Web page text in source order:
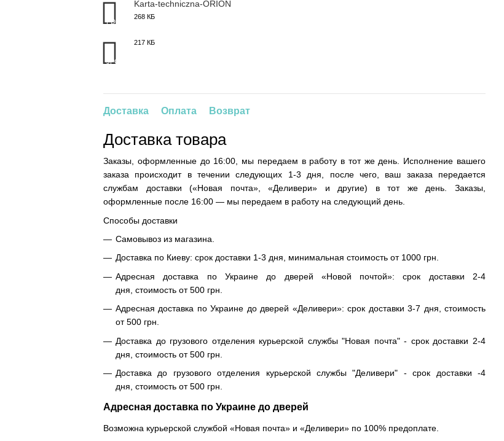
PDF
Karta-techniczna-ORION
268 КБ
JPG
217 КБ
Доставка Оплата Возврат
Доставка товара
Заказы, оформленные до 16:00, мы передаем в работу в тот же день. Исполнение вашего
заказа происходит в течении следующих 1-3 дня, после чего, ваш заказа передается
службам доставки («Новая почта», «Деливери» и другие) в тот же день. Заказы,
оформленные после 16:00 — мы передаем в работу на следующий день.
Способы доставки
Самовывоз из магазина.
Доставка по Киеву: срок доставки 1-3 дня, минимальная стоимость от 1000 грн.
Адресная доставка по Украине до дверей «Новой почтой»: срок доставки 2-4
дня, стоимость от 500 грн.
Адресная доставка по Украине до дверей «Деливери»: срок доставки 3-7 дня, стоимость
от 500 грн.
Доставка до грузового отделения курьерской службы "Новая почта" - срок доставки 2-4
дня, стоимость от 500 грн.
Доставка до грузового отделения курьерской службы "Деливери" - срок доставки -4
дня, стоимость от 500 грн.
Адресная доставка по Украине до дверей
Возможна курьерской службой «Новая почта» и «Деливери» по 100% предоплате.